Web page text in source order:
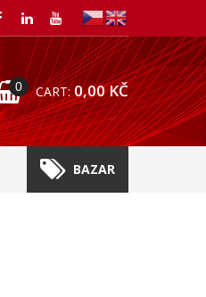
0 CART: 0,00KČ
BAZAR